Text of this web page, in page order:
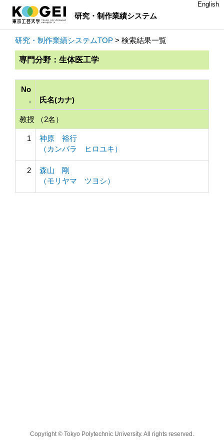
研究・制作業績システム
English
研究・制作業績システムTOP > 検索結果一覧
専門分野：生体医工学
No
.
氏名(カナ)
教授 （2名）
1
神原 裕行
（カンバラ ヒロユキ）
2
森山 剛
（モリヤマ ツヨシ）
Copyright © Tokyo Polytechnic University. All rights reserved.